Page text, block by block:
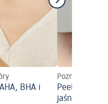
BHA i
Poznaj
Peeling
jaśniejsza